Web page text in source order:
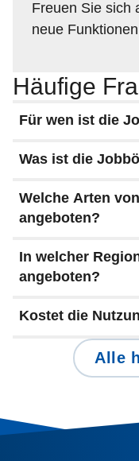
Freuen Sie sich
neue
Häufige
Für wen ist die
Was ist die
Welche Arten
angeboten?
In welcher
angeboten?
Kostet die
Alle